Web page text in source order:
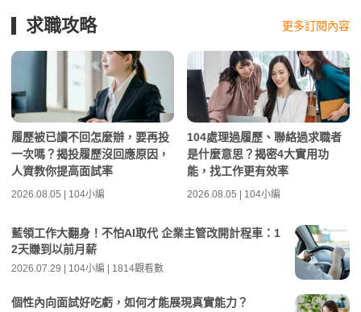
求職攻略 更多訂閱內容
履歷被已讀不回怎麼辦，要再投
一次嗎？揭投履歷沒回應原因，
人資教你提高面試率
2026.08.05 | 104小編
104處理過履歷、聯絡過求職者
是什麼意思？揭密4大實用功
能，找工作更有效率
2026.08.05 | 104小編
藍領工作大翻身！不怕AI取代 企業主管改開計程車：1
2天賺到以前月薪
2026.07.29 | 104小編 | 1814觀看數
個性內向面試好吃虧，如何才能展現真實能力？